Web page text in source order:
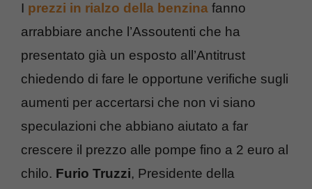
I prezzi in rialzo della benzina fanno
arrabbiare anche l’Assoutenti che ha
presentato già un esposto all’Antitrust
chiedendo di fare le opportune verifiche sugli
aumenti per accertarsi che non vi siano
speculazioni che abbiano aiutato a far
crescere il prezzo alle pompe fino a 2 euro al
chilo. Furio Truzzi, Presidente della